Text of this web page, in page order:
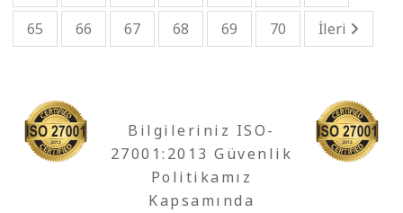
65
66 67 68 69 70 İleri
Bilgileriniz ISO-
27001:2013 Güvenlik
Politikamız
Kapsamında